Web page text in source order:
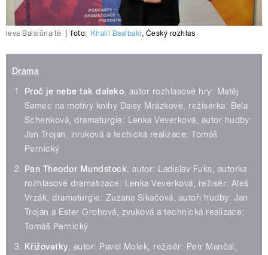
Ieva Balsiūnaitė foto: Khalil Baalbaki Český rozhlas
Drama
Proč je nebe tak daleko , autor rozhlasové hry: Matěj
Samec na motivy knihy Daisy Mrázkové, režisérka: Bela
Schenková, dramaturgie: Lenka Veverková, autor hudby:
Jan Trojan, zvuková a techická realizace: Tomáš
Pernický
Pan Theodor Mundstock , autor: Ladislav Fuks, autorka
rozhlasové dramatizace: Lenka Veverková, režisér: Aleš
Vrzák, dramaturgie: Zuzana Sikačová, autoři hudby: Jan
Trojan a Ester Grohová, zvuková a technická realizace:
Tomáš Pernický
Křižovatky , autor: Pavel Molek, režisér: Petr Mančal,